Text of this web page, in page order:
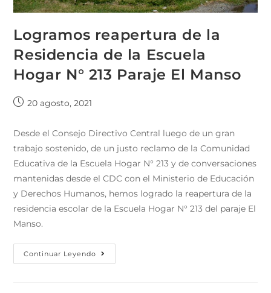
Logramos reapertura de la
Residencia de la Escuela
Hogar N° 213 Paraje El Manso
20 agosto, 2021
Desde el Consejo Directivo Central luego de un gran
trabajo sostenido, de un justo reclamo de la Comunidad
Educativa de la Escuela Hogar N° 213 y de conversaciones
mantenidas desde el CDC con el Ministerio de Educación
y Derechos Humanos, hemos logrado la reapertura de la
residencia escolar de la Escuela Hogar N° 213 del paraje El
Manso.
Continuar Leyendo